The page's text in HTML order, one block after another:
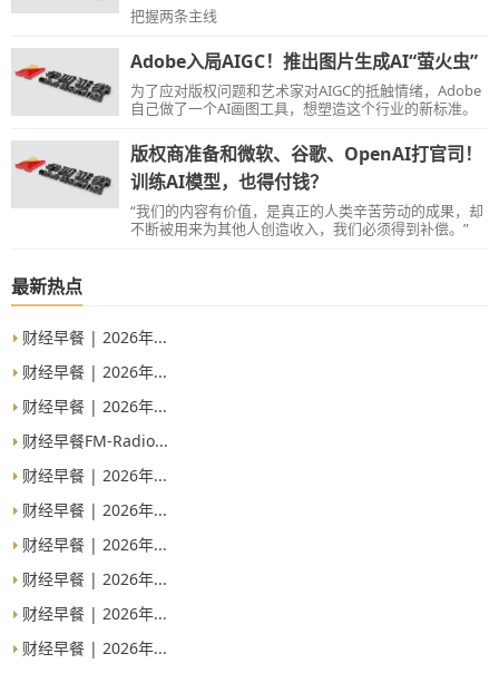
把握两条主线
Adobe入局AIGC！推出图片生成AI“萤火虫”
为了应对版权问题和艺术家对AIGC的抵触情绪，Adobe
自己做了一个AI画图工具，想塑造这个行业的新标准。
版权商准备和微软、谷歌、OpenAI打官司！
训练AI模型，也得付钱？
“我们的内容有价值，是真正的人类辛苦劳动的成果，却
不断被用来为其他人创造收入，我们必须得到补偿。”
最新热点
财经早餐 | 2026年...
财经早餐 | 2026年...
财经早餐 | 2026年...
财经早餐FM-Radio...
财经早餐 | 2026年...
财经早餐 | 2026年...
财经早餐 | 2026年...
财经早餐 | 2026年...
财经早餐 | 2026年...
财经早餐 | 2026年...